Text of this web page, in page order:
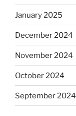
January 2025
December 2024
November 2024
October 2024
September 2024